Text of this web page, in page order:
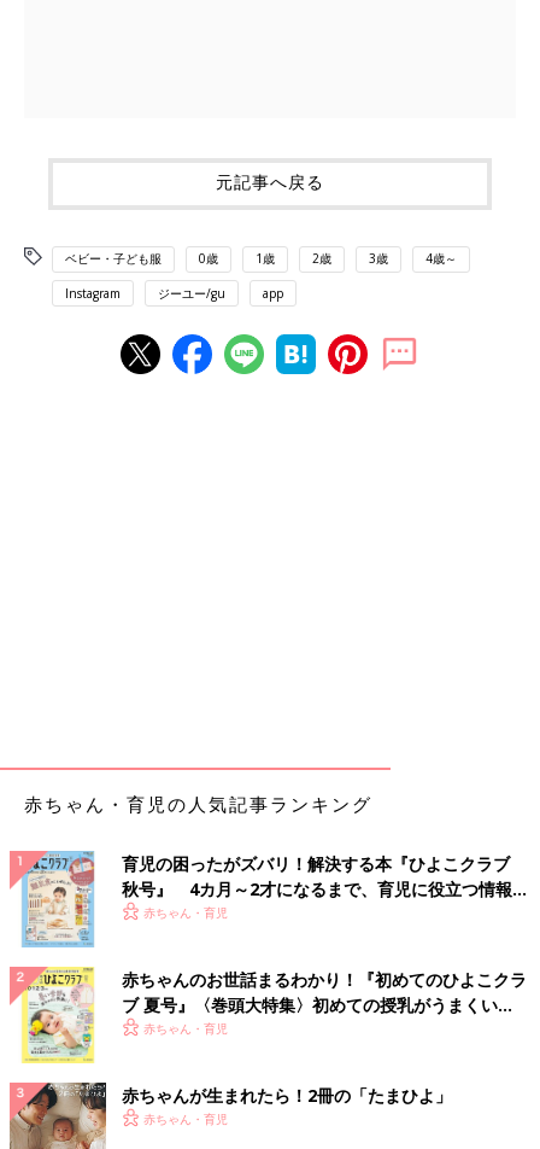
元記事へ戻る
ベビー・子ども服 0歳 1歳 2歳 3歳 4歳～
Instagram ジーユー/gu app
赤ちゃん・育児の人気記事ランキング
育児の困ったがズバリ！解決する本『ひよこクラブ
秋号』 4カ月～2才になるまで、育児に役立つ情報が
いっぱい！
赤ちゃん・育児
赤ちゃんのお世話まるわかり！『初めてのひよこクラ
ブ 夏号』〈巻頭大特集〉初めての授乳がうまくい
く！ おっぱい・ミルクの基本と夏のトラブル 解決テ
赤ちゃん・育児
赤ちゃんが生まれたら！2冊の「たまひよ」
赤ちゃん・育児